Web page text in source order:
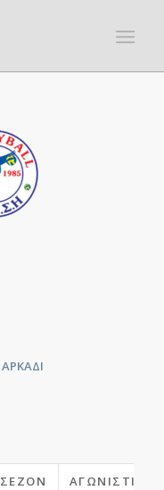
ΑΡΚΑΔΙ
ΣΕΖΌΝ ΑΓΩΝΙΣΤΙΚΉ